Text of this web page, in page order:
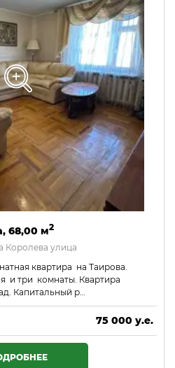
68,00 м2
Королева улица
квартира на Таирова.
и три комнаты. Квартира
Капитальный р…
75 000 у.е.
3 225 000 ₴